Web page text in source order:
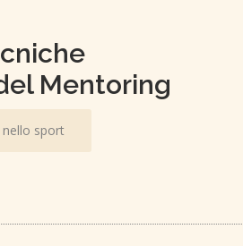
Mentoring
sport